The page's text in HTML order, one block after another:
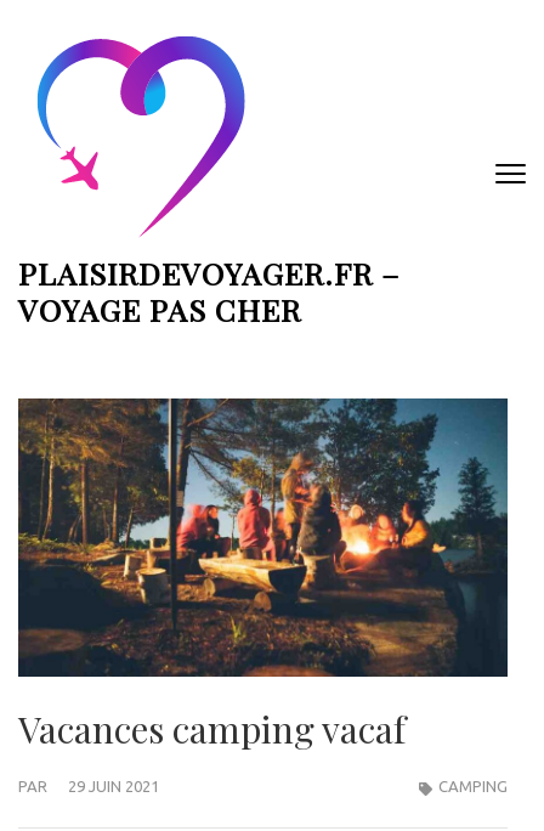
contenu
(Pressez
Entrée)
PLAISIRDEVOYAGER.FR –
VOYAGE PAS CHER
Vacances camping vacaf
PAR 29 JUIN 2021 CAMPING